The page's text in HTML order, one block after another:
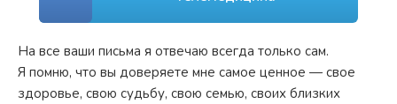
На все ваши письма я отвечаю всегда только сам.
Я помню, что вы доверяете мне самое ценное — свое
здоровье, свою судьбу, свою семью, своих близких